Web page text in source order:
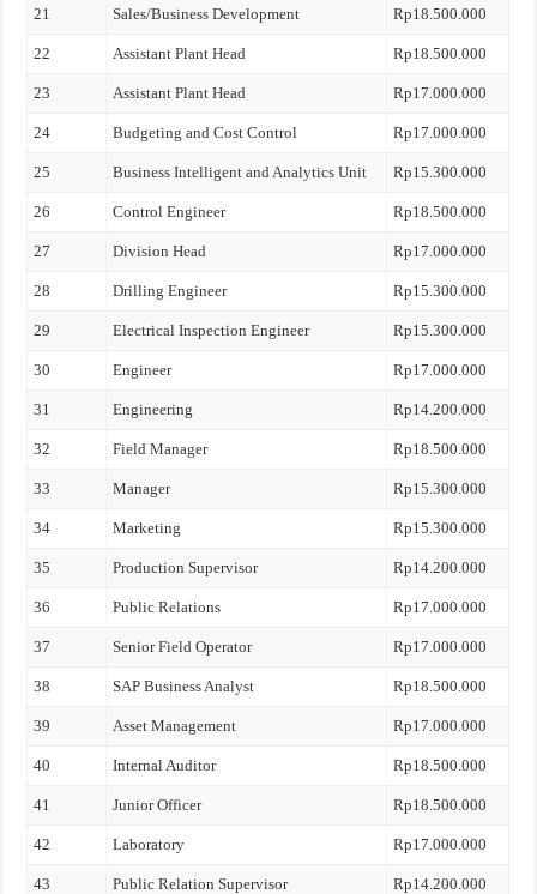
21 Sales/Business Development Rp18.500.000
22 Assistant Plant Head Rp18.500.000
23 Assistant Plant Head Rp17.000.000
24 Budgeting and Cost Control Rp17.000.000
25 Business Intelligent and Analytics Unit Rp15.300.000
26 Control Engineer Rp18.500.000
27 Division Head Rp17.000.000
28 Drilling Engineer Rp15.300.000
29 Electrical Inspection Engineer Rp15.300.000
30 Engineer Rp17.000.000
31 Engineering Rp14.200.000
32 Field Manager Rp18.500.000
33 Manager Rp15.300.000
34 Marketing Rp15.300.000
35 Production Supervisor Rp14.200.000
36 Public Relations Rp17.000.000
37 Senior Field Operator Rp17.000.000
38 SAP Business Analyst Rp18.500.000
39 Asset Management Rp17.000.000
40 Internal Auditor Rp18.500.000
41 Junior Officer Rp18.500.000
42 Laboratory Rp17.000.000
43 Public Relation Supervisor Rp14.200.000